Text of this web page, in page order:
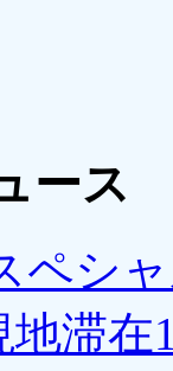
ース
ペシ
地滞